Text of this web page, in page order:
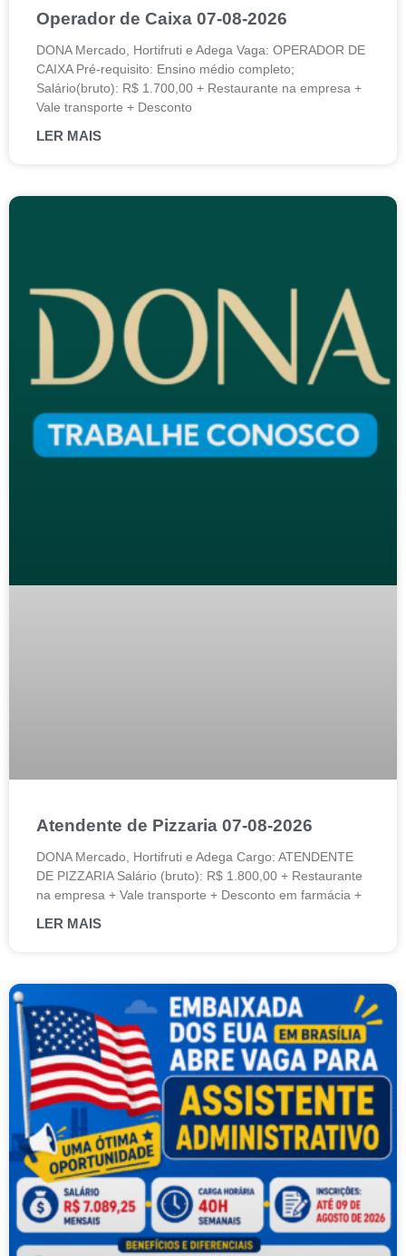
Operador de Caixa 07-08-2026
DONA Mercado, Hortifruti e Adega Vaga: OPERADOR DE
CAIXA Pré-requisito: Ensino médio completo;
Salário(bruto): R$ 1.700,00 + Restaurante na empresa +
Vale transporte + Desconto
LER MAIS
Atendente de Pizzaria 07-08-2026
DONA Mercado, Hortifruti e Adega Cargo: ATENDENTE
DE PIZZARIA Salário (bruto): R$ 1.800,00 + Restaurante
na empresa + Vale transporte + Desconto em farmácia +
LER MAIS